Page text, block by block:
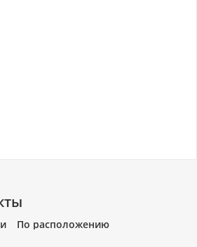
По расположению